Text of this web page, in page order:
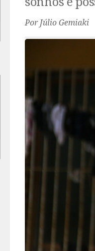
Por Júlio Gemiaki